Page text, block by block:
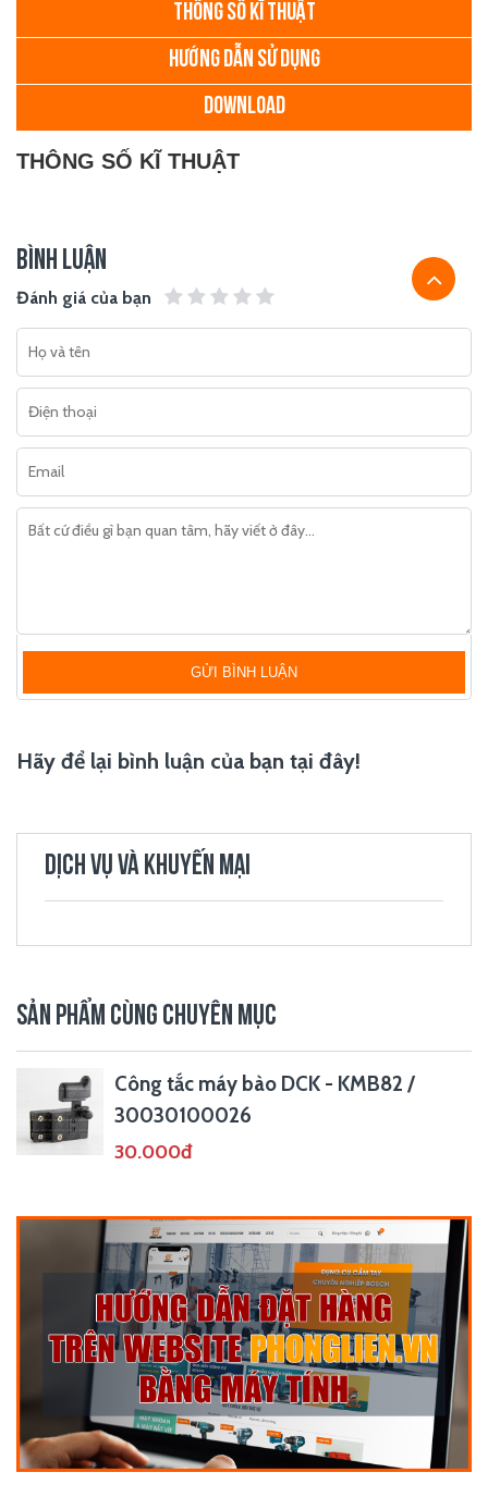
THÔNG SỐ KĨ THUẬT
HƯỚNG DẪN SỬ DỤNG
DOWNLOAD
THÔNG SỐ KĨ THUẬT
BÌNH LUẬN
Đánh giá của bạn
GỬI BÌNH LUẬN
Hãy để lại bình luận của bạn tại đây!
DỊCH VỤ VÀ KHUYẾN MẠI
SẢN PHẨM CÙNG CHUYÊN MỤC
Công tắc máy bào DCK - KMB82 /
30030100026
30.000đ